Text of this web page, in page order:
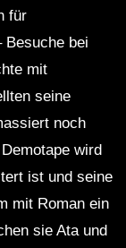
für
Besuche bei
mit
seine
noch
wird
ist und seine
mit Roman ein
sie Ata und